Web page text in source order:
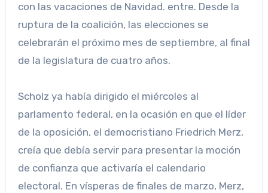
con las vacaciones de Navidad. entre. Desde la
ruptura de la coalición, las elecciones se
celebrarán el próximo mes de septiembre, al final
de la legislatura de cuatro años.
Scholz ya había dirigido el miércoles al
parlamento federal, en la ocasión en que el líder
de la oposición, el democristiano Friedrich Merz,
creía que debía servir para presentar la moción
de confianza que activaría el calendario
electoral. En vísperas de finales de marzo, Merz,